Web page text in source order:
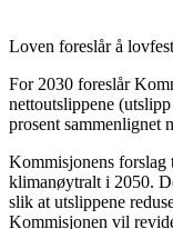
Loven foreslår å
For 2030 foreslår
nettoutslippene
prosent sammenlignet
Kommisjonens
klimanøytralt i 2050.
slik at utslippene
Kommisjonen vil